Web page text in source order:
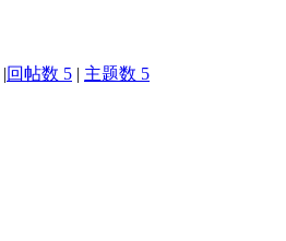
|回帖数 5 | 主题数 5